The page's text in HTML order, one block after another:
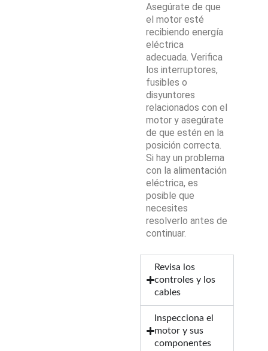
Asegúrate de que
el motor esté
recibiendo energía
eléctrica
adecuada. Verifica
los interruptores,
fusibles o
disyuntores
relacionados con el
motor y asegúrate
de que estén en la
posición correcta.
Si hay un problema
con la alimentación
eléctrica, es
posible que
necesites
resolverlo antes de
continuar.
Revisa los
controles y los
cables
Inspecciona el
motor y sus
componentes